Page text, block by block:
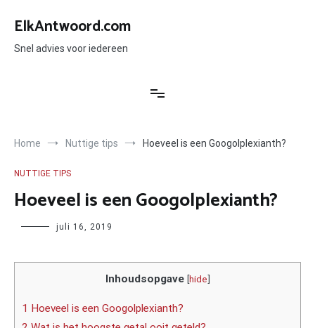
naar
inhoud
ElkAntwoord.com
Snel advies voor iedereen
Home Nuttige tips Hoeveel is een Googolplexianth?
NUTTIGE TIPS
Hoeveel is een Googolplexianth?
Author juli 16, 2019
Inhoudsopgave [hide]
1 Hoeveel is een Googolplexianth?